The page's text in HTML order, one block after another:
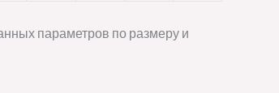
параметров по размеру и